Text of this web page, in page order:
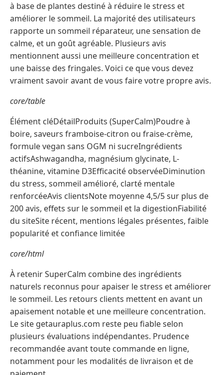
à base de plantes destiné à réduire le stress et
améliorer le sommeil. La majorité des utilisateurs
rapporte un sommeil réparateur, une sensation de
calme, et un goût agréable. Plusieurs avis
mentionnent aussi une meilleure concentration et
une baisse des fringales. Voici ce que vous devez
vraiment savoir avant de vous faire votre propre avis.
core/table
Élément cléDétailProduits (SuperCalm)Poudre à
boire, saveurs framboise-citron ou fraise-crème,
formule vegan sans OGM ni sucreIngrédients
actifsAshwagandha, magnésium glycinate, L-
théanine, vitamine D3Efficacité observéeDiminution
du stress, sommeil amélioré, clarté mentale
renforcéeAvis clientsNote moyenne 4,5/5 sur plus de
200 avis, effets sur le sommeil et la digestionFiabilité
du siteSite récent, mentions légales présentes, faible
popularité et confiance limitée
core/html
À retenir SuperCalm combine des ingrédients
naturels reconnus pour apaiser le stress et améliorer
le sommeil. Les retours clients mettent en avant un
apaisement notable et une meilleure concentration.
Le site getauraplus.com reste peu fiable selon
plusieurs évaluations indépendantes. Prudence
recommandée avant toute commande en ligne,
notamment pour les modalités de livraison et de